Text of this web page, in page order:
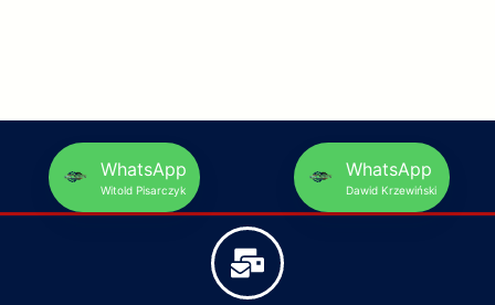
WhatsApp
Witold Pisarczyk
WhatsApp
Dawid Krzewiński